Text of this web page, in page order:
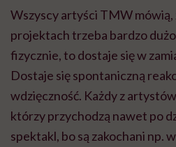
Wszyscy artyści TMW mówią,
projektach trzeba bardzo
fizycznie, to dostaje się w
Dostaje się spontaniczną
wdzięczność. Każdy z
którzy przychodzą nawet po
spektakl, bo są zakochani np.